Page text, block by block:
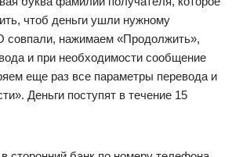
чтоб деньги ушли нужному
совпали, нажимаем «Продолжить»,
и при необходимости сообщение
еще раз все параметры перевода и
Деньги поступят в течение 15